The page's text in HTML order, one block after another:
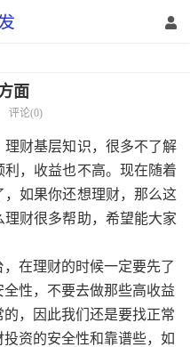
面
评论(0)
财基层知识，很多不了解
，收益也不高。现在随着
，如果你还想理财，那么这
财很多帮助，希望能大家
在理财的时候一定要先了
性，不要去做那些高收益
，因此我们还是要找正常
资的安全性和靠谱些，如